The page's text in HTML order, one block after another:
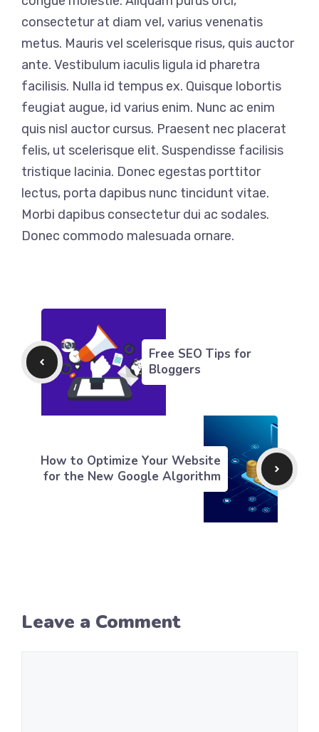
consectetur at diam vel, varius venenatis
metus. Mauris vel scelerisque risus, quis auctor
ante. Vestibulum iaculis ligula id pharetra
facilisis. Nulla id tempus ex. Quisque lobortis
feugiat augue, id varius enim. Nunc ac enim
quis nisl auctor cursus. Praesent nec placerat
felis, ut scelerisque elit. Suspendisse facilisis
tristique lacinia. Donec egestas porttitor
lectus, porta dapibus nunc tincidunt vitae.
Morbi dapibus consectetur dui ac sodales.
Donec commodo malesuada ornare.
Free SEO Tips for
Bloggers
How to Optimize Your Website
for the New Google Algorithm
Leave a Comment